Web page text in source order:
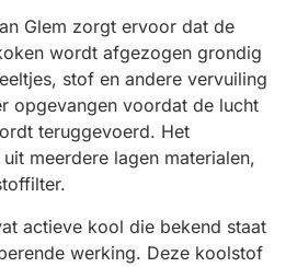
Glem zorgt ervoor dat de
wordt afgezogen grondig
stof en andere vervuiling
opgevangen voordat de lucht
teruggevoerd. Het
meerdere lagen materialen,
actieve kool die bekend staat
werking. Deze koolstof